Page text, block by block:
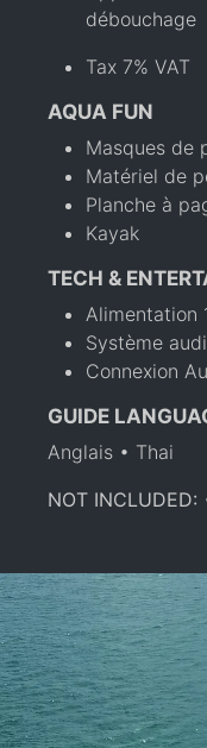
débouchage
Tax 7% VAT
AQUA FUN
Masques de
Matériel de
Planche à
Kayak
TECH &
Alimentation
Système
Connexion
GUIDE
Anglais • Thai
NOT INCLUDED: